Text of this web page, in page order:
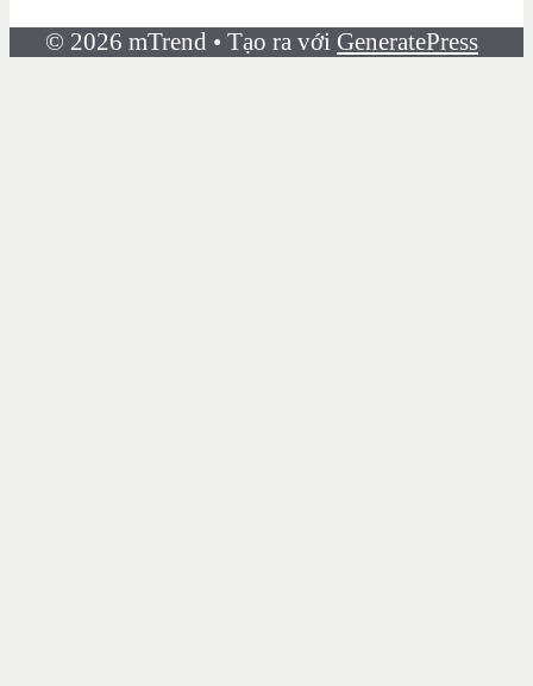
© 2026 mTrend • Tạo ra với GeneratePress